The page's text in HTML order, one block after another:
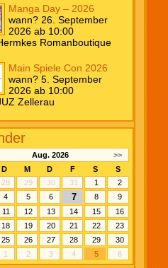
Manga Day – 2026
wann? 26. September
2026 ab 10:00
Romanboutique
Main Spiele Con 2026
wann? 5. September
2026 ab 10:00
Zellerau
Aug. 2026
>>
D M D F S
S
28 29 30 31 1
2
4 5 6 7 8
9
11 12 13 14 15
16
18 19 20 21 22
23
25 26 27 28 29
30
1 2 3 4 5 6